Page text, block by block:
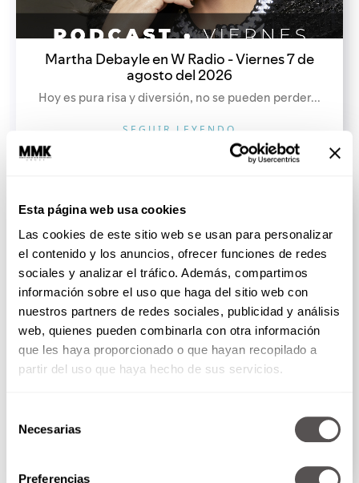
Esta página web usa cookies
Las cookies de este sitio web se usan para personalizar
el contenido y los anuncios, ofrecer funciones de redes
sociales y analizar el tráfico. Además, compartimos
información sobre el uso que haga del sitio web con
nuestros partners de redes sociales, publicidad y análisis
web, quienes pueden combinarla con otra información
que les haya proporcionado o que hayan recopilado a
partir del uso que haya hecho de sus servicios.
Necesarias
Preferencias
Martha Debayle en W Radio - Viernes 7 de
agosto del 2026
Hoy es pura risa y diversión, no se pueden perder...
SEGUIR LEYENDO
Vamos a hablar sobre el propósito de la vida, cómo...